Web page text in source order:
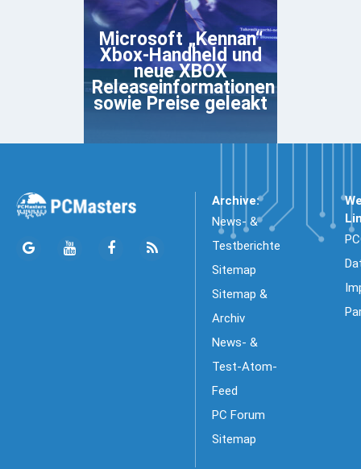
Microsoft „Kennan“
Xbox-Handheld und
neue XBOX
Releaseinformationen
sowie Preise geleakt
Archive:
News- &
Testberichte
Sitemap
Sitemap &
Archiv
News- &
Test-Atom-
Feed
PC Forum
Sitemap